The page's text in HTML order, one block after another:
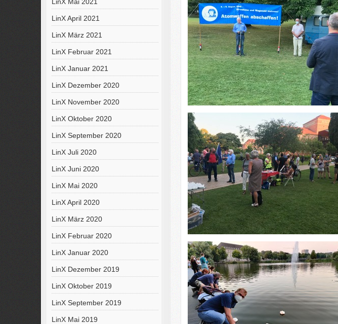
LinX April 2021
LinX März 2021
LinX Februar 2021
LinX Januar 2021
LinX Dezember 2020
LinX November 2020
LinX Oktober 2020
LinX September 2020
LinX Juli 2020
LinX Juni 2020
LinX Mai 2020
LinX April 2020
LinX März 2020
LinX Februar 2020
LinX Januar 2020
LinX Dezember 2019
LinX Oktober 2019
LinX September 2019
LinX Mai 2019